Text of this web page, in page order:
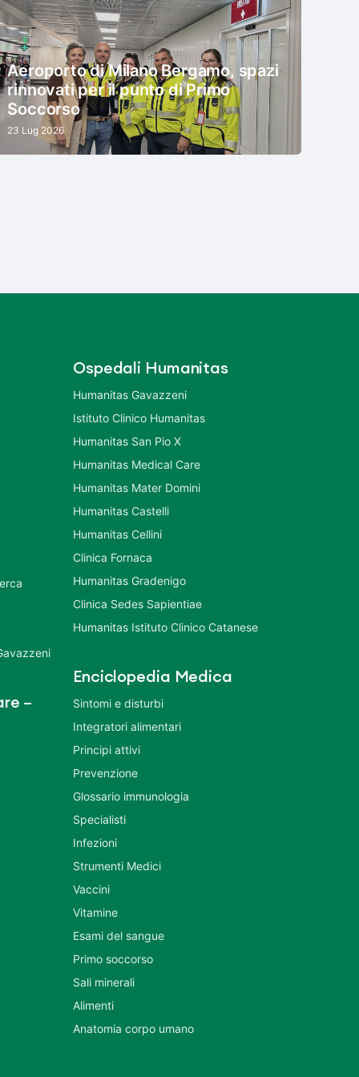
Aeroporto di Milano Bergamo, spazi
rinnovati per il punto di Primo
Soccorso
23 Lug 2026
–
Ospedali Humanitas
Humanitas Gavazzeni
Istituto Clinico Humanitas
Humanitas San Pio X
Humanitas Medical Care
Humanitas Mater Domini
Humanitas Castelli
Humanitas Cellini
Clinica Fornaca
Humanitas Gradenigo
Clinica Sedes Sapientiae
Humanitas Istituto Clinico Catanese
Enciclopedia Medica
Sintomi e disturbi
Integratori alimentari
Principi attivi
Prevenzione
Glossario immunologia
Specialisti
Infezioni
Strumenti Medici
Vaccini
Vitamine
Esami del sangue
Primo soccorso
Sali minerali
Alimenti
Anatomia corpo umano